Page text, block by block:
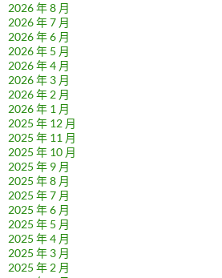
2026 年 8 月
2026 年 7 月
2026 年 6 月
2026 年 5 月
2026 年 4 月
2026 年 3 月
2026 年 2 月
2026 年 1 月
2025 年 12 月
2025 年 11 月
2025 年 10 月
2025 年 9 月
2025 年 8 月
2025 年 7 月
2025 年 6 月
2025 年 5 月
2025 年 4 月
2025 年 3 月
2025 年 2 月